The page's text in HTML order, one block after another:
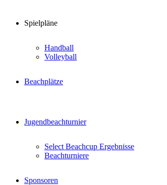
Spielpläne
Handball
Volleyball
Beachplätze
Jugendbeachturnier
Select Beachcup Ergebnisse
Beachturniere
Sponsoren